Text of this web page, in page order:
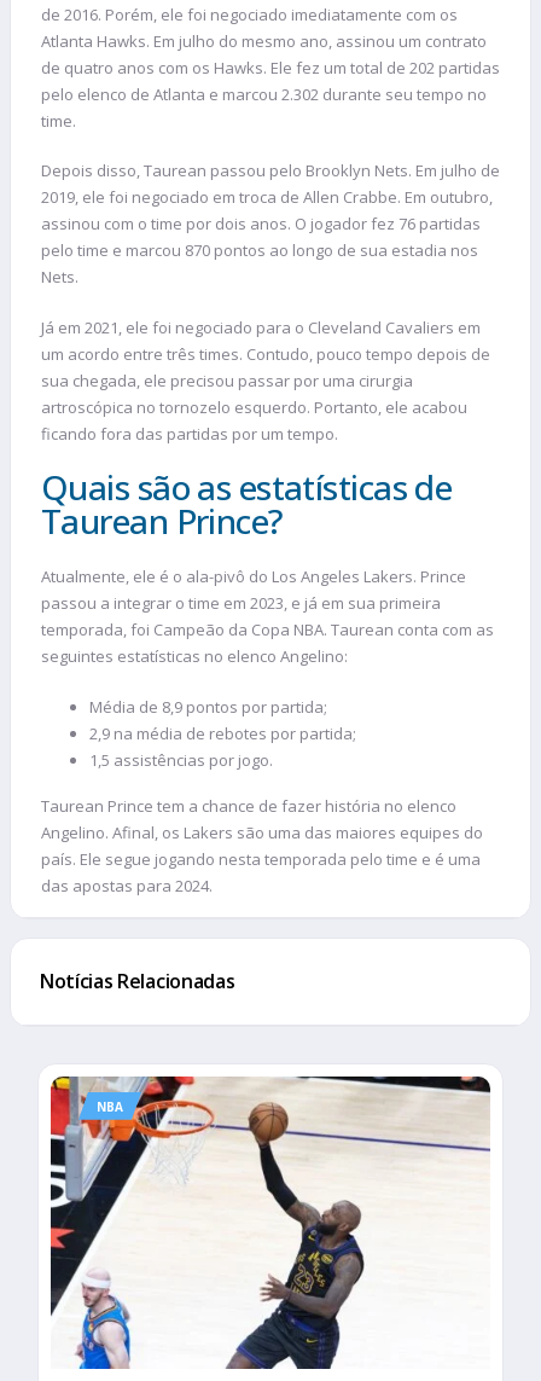
de 2016. Porém, ele foi negociado imediatamente com os
Atlanta Hawks. Em julho do mesmo ano, assinou um contrato
de quatro anos com os Hawks. Ele fez um total de 202 partidas
pelo elenco de Atlanta e marcou 2.302 durante seu tempo no
time.
Depois disso, Taurean passou pelo Brooklyn Nets. Em julho de
2019, ele foi negociado em troca de Allen Crabbe. Em outubro,
assinou com o time por dois anos. O jogador fez 76 partidas
pelo time e marcou 870 pontos ao longo de sua estadia nos
Nets.
Já em 2021, ele foi negociado para o Cleveland Cavaliers em
um acordo entre três times. Contudo, pouco tempo depois de
sua chegada, ele precisou passar por uma cirurgia
artroscópica no tornozelo esquerdo. Portanto, ele acabou
ficando fora das partidas por um tempo.
Quais são as estatísticas de
Taurean Prince?
Atualmente, ele é o ala-pivô do Los Angeles Lakers. Prince
passou a integrar o time em 2023, e já em sua primeira
temporada, foi Campeão da Copa NBA. Taurean conta com as
seguintes estatísticas no elenco Angelino:
Média de 8,9 pontos por partida;
2,9 na média de rebotes por partida;
1,5 assistências por jogo.
Taurean Prince tem a chance de fazer história no elenco
Angelino. Afinal, os Lakers são uma das maiores equipes do
país. Ele segue jogando nesta temporada pelo time e é uma
das apostas para 2024.
Notícias Relacionadas
NBA